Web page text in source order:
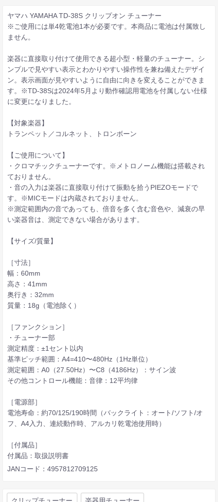
ヤマハ YAMAHA TD-38S クリップオン チューナー
※ご使用には単4乾電池1本が必要です。本商品に電池は付属致し
ません。
楽器に直接取り付けて使用できる超小型・軽量のチューナー。シ
ンプルで見やすい表示とわかりやすい操作性を兼ね備えたデザイ
ン。表示画面が見やすいように自由に向きを変えることができま
す。※TD-38Sは2024年5月より動作確認用電池を付属しない仕様
に変更になりました。
【対象楽器】
トランペット／コルネット、トロンボーン
【ご使用について】
・クロマチックチューナーです。※メトロノーム機能は搭載され
ておりません。
・音の入力は楽器に直接取り付けて振動を拾うPIEZOモードで
す。※MICモードは内蔵されておりません。
※測定範囲内の音であっても、倍音を多く含む音色や、減衰の早
い楽器音は、測定できない場合があります。
【サイズ/質量】
［寸法］
幅：60mm
高さ：41mm
奥行き：32mm
質量：18g（電池除く）
［ファンクション］
・チューナー部
測定精度：±1セント以内
基準ピッチ範囲：A4=410〜480Hz（1Hz単位）
測定範囲：A0（27.50Hz）〜C8（4186Hz）：サイン波
その他コントロール機能：音律：12平均律
［電源部］
電池寿命：約70/125/190時間（バックライト：オート/ソフト/オ
フ、A4入力、連続動作時、アルカリ乾電池使用時）
［付属品］
付属品：取扱説明書
JANコード：4957812709125